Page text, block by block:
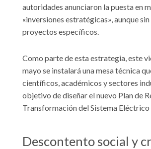
autoridades anunciaron la puesta en
«inversiones estratégicas», aunque
proyectos específicos.
Como parte de esta estrategia, este
mayo se instalará una mesa técnica
científicos, académicos y sectores
objetivo de diseñar el nuevo Plan de
Transformación del Sistema
Descontento social y